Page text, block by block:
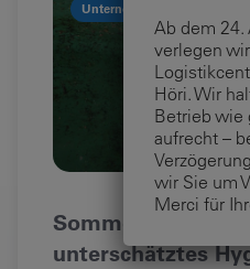
Unternehmen
Sommer im
unterschätztes
Ab dem 24.
verlegen
Höri. Wir
Betrieb wie
aufrecht –
wir Sie um
Merci für